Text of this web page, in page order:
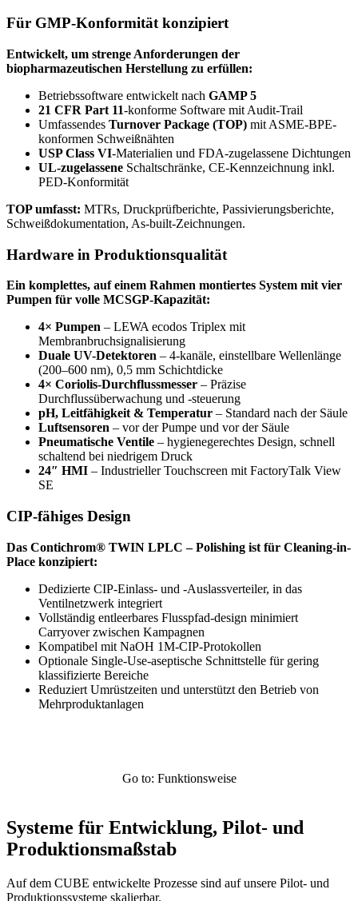
Für GMP-Konformität konzipiert
Entwickelt, um strenge Anforderungen der
biopharmazeutischen Herstellung zu erfüllen:
Betriebssoftware entwickelt nach GAMP 5
21 CFR Part 11-konforme Software mit Audit-Trail
Umfassendes Turnover Package (TOP) mit ASME-BPE-
konformen Schweißnähten
USP Class VI-Materialien und FDA-zugelassene Dichtungen
UL-zugelassene Schaltschränke, CE-Kennzeichnung inkl.
PED-Konformität
TOP umfasst: MTRs, Druckprüfberichte, Passivierungsberichte,
Schweißdokumentation, As-built-Zeichnungen.
Hardware in Produktionsqualität
Ein komplettes, auf einem Rahmen montiertes System mit vier
Pumpen für volle MCSGP-Kapazität:
4× Pumpen – LEWA ecodos Triplex mit
Membranbruchsignalisierung
Duale UV-Detektoren – 4-kanäle, einstellbare Wellenlänge
(200–600 nm), 0,5 mm Schichtdicke
4× Coriolis-Durchflussmesser – Präzise
Durchflussüberwachung und -steuerung
pH, Leitfähigkeit & Temperatur – Standard nach der Säule
Luftsensoren – vor der Pumpe und vor der Säule
Pneumatische Ventile – hygienegerechtes Design, schnell
schaltend bei niedrigem Druck
24″ HMI – Industrieller Touchscreen mit FactoryTalk View
SE
CIP-fähiges Design
Das Contichrom® TWIN LPLC – Polishing ist für Cleaning-in-
Place konzipiert:
Dedizierte CIP-Einlass- und -Auslassverteiler, in das
Ventilnetzwerk integriert
Vollständig entleerbares Flusspfad-design minimiert
Carryover zwischen Kampagnen
Kompatibel mit NaOH 1M-CIP-Protokollen
Optionale Single-Use-aseptische Schnittstelle für gering
klassifizierte Bereiche
Reduziert Umrüstzeiten und unterstützt den Betrieb von
Mehrproduktanlagen
Go to: Funktionsweise
Systeme für Entwicklung, Pilot- und
Produktionsmaßstab
Auf dem CUBE entwickelte Prozesse sind auf unsere Pilot- und
Produktionssysteme skalierbar.